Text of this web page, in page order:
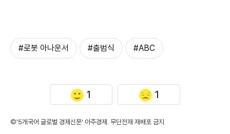
#로봇 아나운서 #출범식 #ABC
1 1
©'5개국어 글로벌 경제신문' 아주경제. 무단전재·재배포 금지